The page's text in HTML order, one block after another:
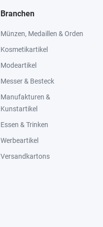
Branchen
Münzen, Medaillen & Orden
Kosmetikartikel
Modeartikel
Messer & Besteck
Manufakturen &
Kunstartikel
Essen & Trinken
Werbeartikel
Versandkartons